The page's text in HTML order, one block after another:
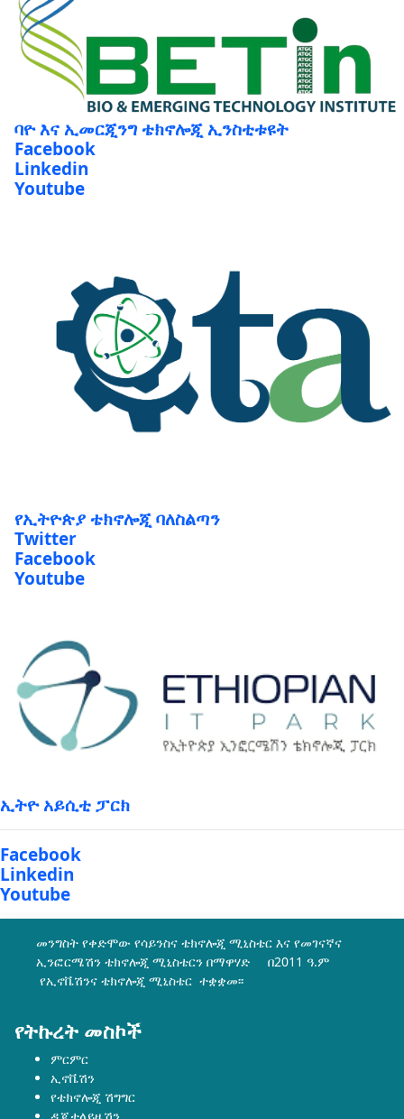
ባዮ እና ኢመርጂንግ ቴክኖሎጂ ኢንስቲቱዩት
Facebook
Linkedin
Youtube
የኢትዮጵያ ቴክኖሎጂ ባለስልጣን
Twitter
Facebook
Youtube
ኢትዮ አይሲቲ ፓርክ
Facebook
Linkedin
Youtube
መንግስት የቀድሞው የሳይንስና ቴክኖሎጂ ሚኒስቴር እና የመገናኛና
ኢንፎርሜሽን ቴክኖሎጂ ሚኒስቴርን በማዋሃድ በ2011 ዓ.ም
የኢኖቬሽንና ቴክኖሎጂ ሚኒስቴር ተቋቋመ፡፡
የትኩረት መስኮች
ምርምር
ኢኖቬሽን
የቴክኖሎጂ ሽግግር